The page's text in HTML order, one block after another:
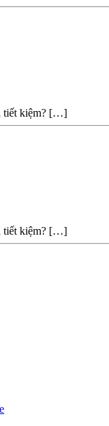
tiết kiệm? […]
tiết kiệm? […]